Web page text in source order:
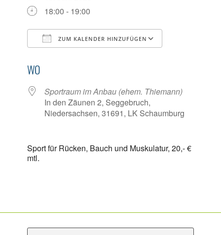
18:00 - 19:00
ZUM KALENDER HINZUFÜGEN
WO
Sportraum im Anbau (ehem. Thiemann)
In den Zäunen 2, Seggebruch,
Niedersachsen, 31691, LK Schaumburg
Sport für Rücken, Bauch und Muskulatur, 20,- €
mtl.